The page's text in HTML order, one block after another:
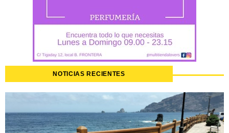
NOTICIAS RECIENTES